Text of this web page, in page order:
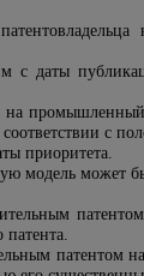
с даты
на
с
приоритета.
модель может
патента.
патентом